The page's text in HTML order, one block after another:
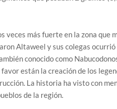
veces más fuerte en la zona que
Altaweel y sus colegas
conocido como
están la creación de los
La historia ha visto con
de la región.